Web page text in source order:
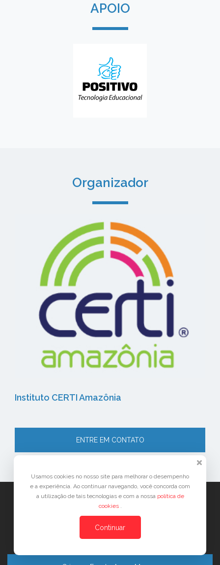
APOIO
Organizador
Instituto CERTI Amazônia
ENTRE EM CONTATO
para o seu evento.
Usamos cookies no nosso site para melhorar o desempenho
e a experiência. Ao continuar navegando, você concorda com
a utilização de tais tecnologias e com a nossa política de
cookies .
Continuar